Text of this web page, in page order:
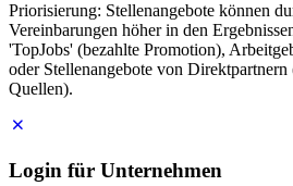
Priorisierung: Stellenangebote können
Vereinbarungen höher in den
'TopJobs' (bezahlte Promotion),
oder Stellenangebote von Direktpartnern
Quellen).
Login für Unternehmen